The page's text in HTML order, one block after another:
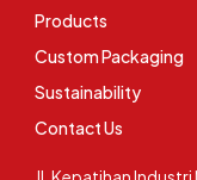
Products
Custom Packaging
Sustainability
Contact Us